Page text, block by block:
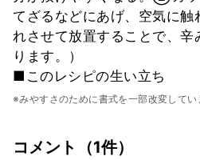
てざるなどにあげ、空気に
れさせて放置することで、辛
ります。）
■このレシピの生い立ち
※みやすさのために書式を一部改変してい
コメント（1件）